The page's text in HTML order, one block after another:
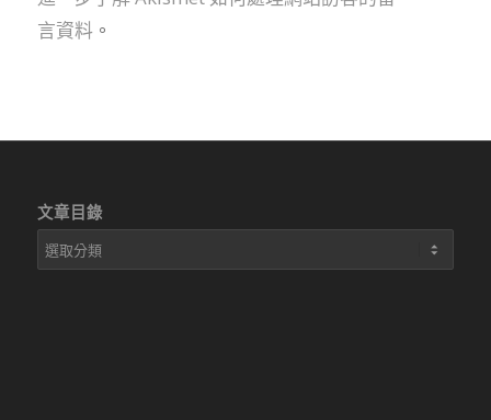
言資料。
文章目錄
文
章